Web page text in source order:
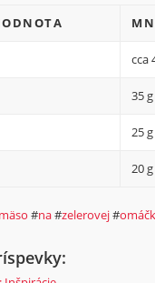
cca
35 g
25 g
20 g
mäso #na#zelerovej#